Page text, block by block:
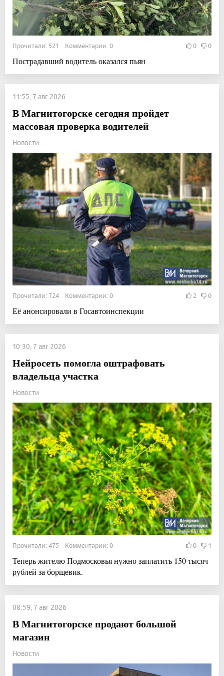
Прочитали: 521 Комментарии: 0 0 0
Пострадавший водитель оказался пьян
11:55, 7 авг 2026
В Магнитогорске сегодня пройдет
массовая проверка водителей
Новости
Прочитали: 724 Комментарии: 0 2 0
Её анонсировали в Госавтоинспекции
10:30, 7 авг 2026
Нейросеть помогла оштрафовать
владельца участка
Новости
Прочитали: 475 Комментарии: 0 0 1
Теперь жителю Подмосковья нужно заплатить 150 тысяч
рублей за борщевик.
08:59, 7 авг 2026
В Магнитогорске продают большой
магазин
Новости